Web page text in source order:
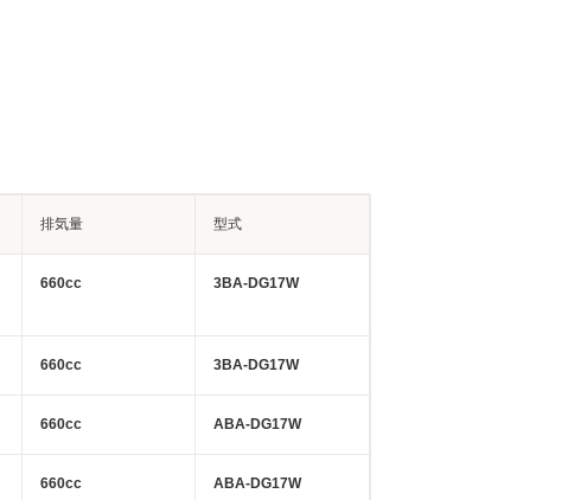
排気量 型式
660cc 3BA-DG17W
660cc 3BA-DG17W
660cc ABA-DG17W
660cc ABA-DG17W